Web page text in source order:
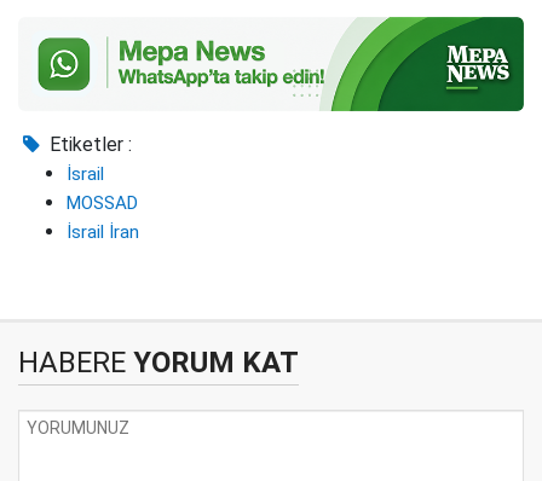
Etiketler :
İsrail
MOSSAD
İsrail İran
HABERE YORUM KAT